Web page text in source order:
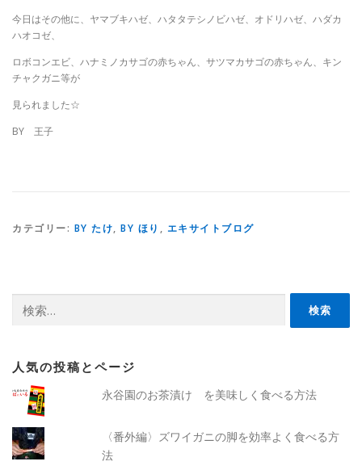
今日はその他に、ヤマブキハゼ、ハタタテシノビハゼ、オドリハゼ、ハダカ
ハオコゼ、
ロボコンエビ、ハナミノカサゴの赤ちゃん、サツマカサゴの赤ちゃん、キン
チャクガニ等が
見られました☆
BY 王子
カテゴリー: BY たけ, BY ほり , エキサイトブログ
索:
人気の投稿とページ
永谷園のお茶漬け を美味しく食べる方法
〈番外編〉ズワイガニの脚を効率よく食べる方
法